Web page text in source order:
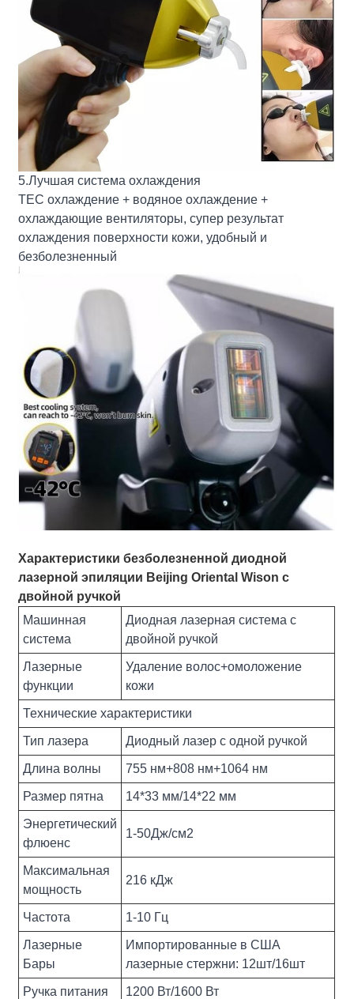
5.Лучшая система охлаждения
TEC охлаждение + водяное охлаждение +
охлаждающие вентиляторы, супер результат
охлаждения поверхности кожи, удобный и
безболезненный
Характеристики безболезненной диодной
лазерной эпиляции Beijing Oriental Wison с
двойной ручкой
Машинная
система
Диодная лазерная система с
двойной ручкой
Лазерные
функции
Удаление волос+омоложение
кожи
Технические характеристики
Тип лазера Диодный лазер с одной ручкой
Длина волны 755 нм+808 нм+1064 нм
Размер пятна 14*33 мм/14*22 мм
Энергетический
флюенс
1-50Дж/см2
Максимальная
мощность
216 кДж
Частота 1-10 Гц
Лазерные
Бары
Импортированные в США
лазерные стержни: 12шт/16шт
Ручка питания 1200 Вт/1600 Вт